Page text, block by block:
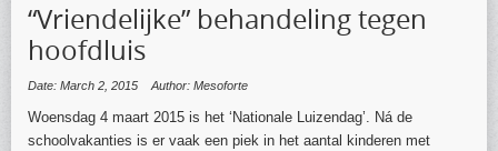
“Vriendelijke” behandeling tegen
hoofdluis
Date: March 2, 2015 Author: Mesoforte
Woensdag 4 maart 2015 is het ‘Nationale Luizendag’. Ná de
schoolvakanties is er vaak een piek in het aantal kinderen met